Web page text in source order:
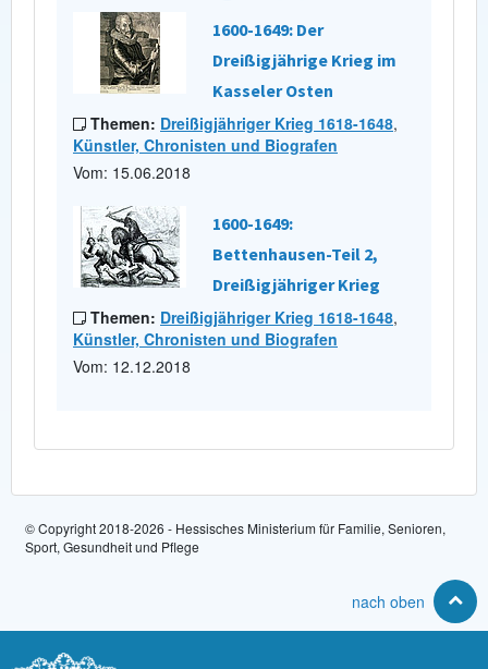
1600-1649: Der
Dreißigjährige Krieg im
Kasseler Osten
Themen: Dreißigjähriger Krieg 1618-1648,
Künstler, Chronisten und Biografen
Vom: 15.06.2018
1600-1649:
Bettenhausen-Teil 2,
Dreißigjähriger Krieg
Themen: Dreißigjähriger Krieg 1618-1648,
Künstler, Chronisten und Biografen
Vom: 12.12.2018
© Copyright 2018-2026 - Hessisches Ministerium für Familie, Senioren,
Sport, Gesundheit und Pflege
nach oben